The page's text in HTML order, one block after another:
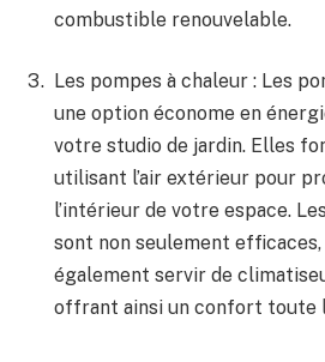
combustible‌ renouvelable.
Les​ pompes à ​chaleur : ⁢Les
une option⁤ économe ‍en
votre studio de​ jardin. Elles
utilisant l’air extérieur pour
l’intérieur de votre espace.
sont non seulement
également servir⁣ de
offrant ainsi un⁢ confort toute